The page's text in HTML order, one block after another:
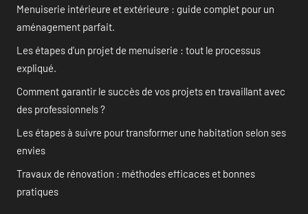
Menuiserie intérieure et extérieure : guide complet pour un
aménagement parfait.
Les étapes d’un projet de menuiserie : tout le processus
expliqué.
Comment garantir le succès de vos projets en travaillant avec
des professionnels ?
Les étapes à suivre pour transformer une habitation selon ses
envies
Travaux de rénovation : méthodes efficaces et bonnes
pratiques